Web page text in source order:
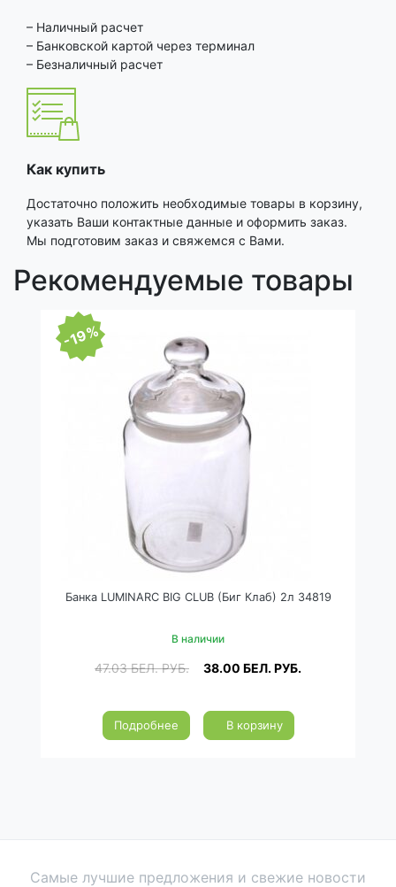
– Наличный расчет
– Банковской картой через терминал
– Безналичный расчет
Как купить
Достаточно положить необходимые товары в корзину,
указать Ваши контактные данные и оформить заказ.
Мы подготовим заказ и свяжемся с Вами.
Рекомендуемые товары
-19%
Банка LUMINARC BIG CLUB (Биг Клаб) 2л 34819
В наличии
47.03БЕЛ. РУБ. 38.00 БЕЛ. РУБ.
Подробнее В корзину
Самые лучшие предложения и свежие новости